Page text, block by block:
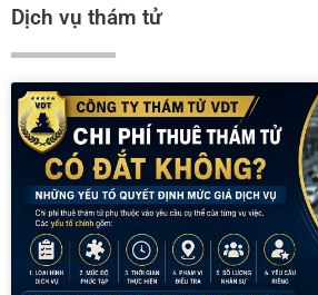
Dịch vụ thám tử